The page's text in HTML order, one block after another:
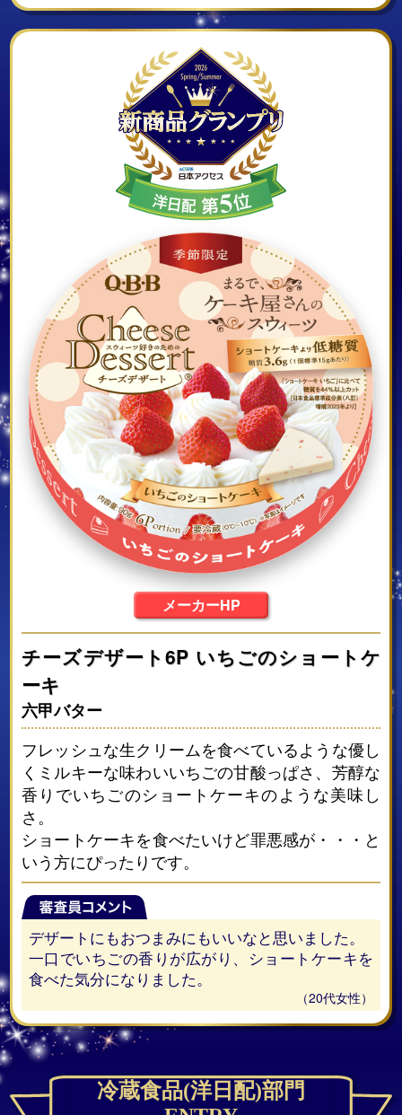
メーカーHP
チーズデザート6P いちごのショートケ
ーキ
六甲バター
フレッシュな生クリームを食べているような優し
くミルキーな味わいいちごの甘酸っぱさ、芳醇な
香りでいちごのショートケーキのような美味し
さ。
ショートケーキを食べたいけど罪悪感が・・・と
いう方にぴったりです。
デザートにもおつまみにもいいなと思いました。
一口でいちごの香りが広がり、ショートケーキを
食べた気分になりました。
（20代女性）
冷蔵食品(洋日配)部門